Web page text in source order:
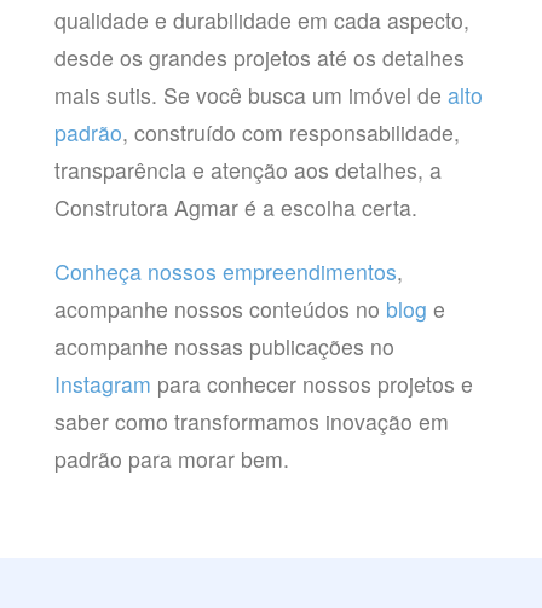
qualidade e durabilidade em cada aspecto,
desde os grandes projetos até os detalhes
mais sutis. Se você busca um imóvel de alto
padrão, construído com responsabilidade,
transparência e atenção aos detalhes, a
Construtora Agmar é a escolha certa.
Conheça nossos empreendimentos,
acompanhe nossos conteúdos no blog e
acompanhe nossas publicações no
Instagram para conhecer nossos projetos e
saber como transformamos inovação em
padrão para morar bem.